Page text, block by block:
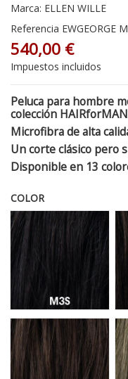
Marca: ELLEN WILLE
Referencia EWGEORGE
540,00 €
Impuestos incluidos
Peluca para hombre
colección
Microfibra de alta
Un corte clásico pero
Disponible en 13
COLOR
M3S
M7S